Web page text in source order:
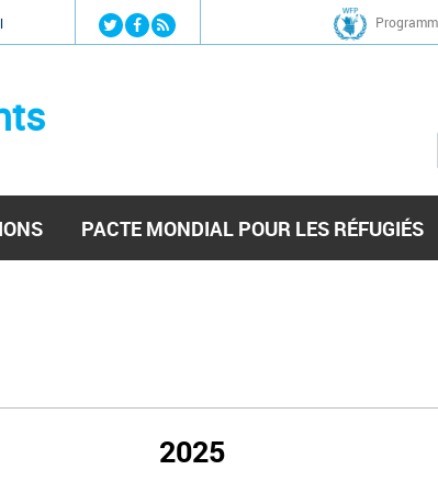
Jump to navigation
PACTE MONDIAL POUR LES RÉFUGIÉS
2025